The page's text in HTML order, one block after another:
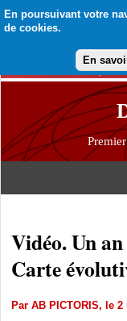
En poursuivant votre
de cookies.
En
Vidéo. Un
Carte
Par AB PICTORIS, le 2